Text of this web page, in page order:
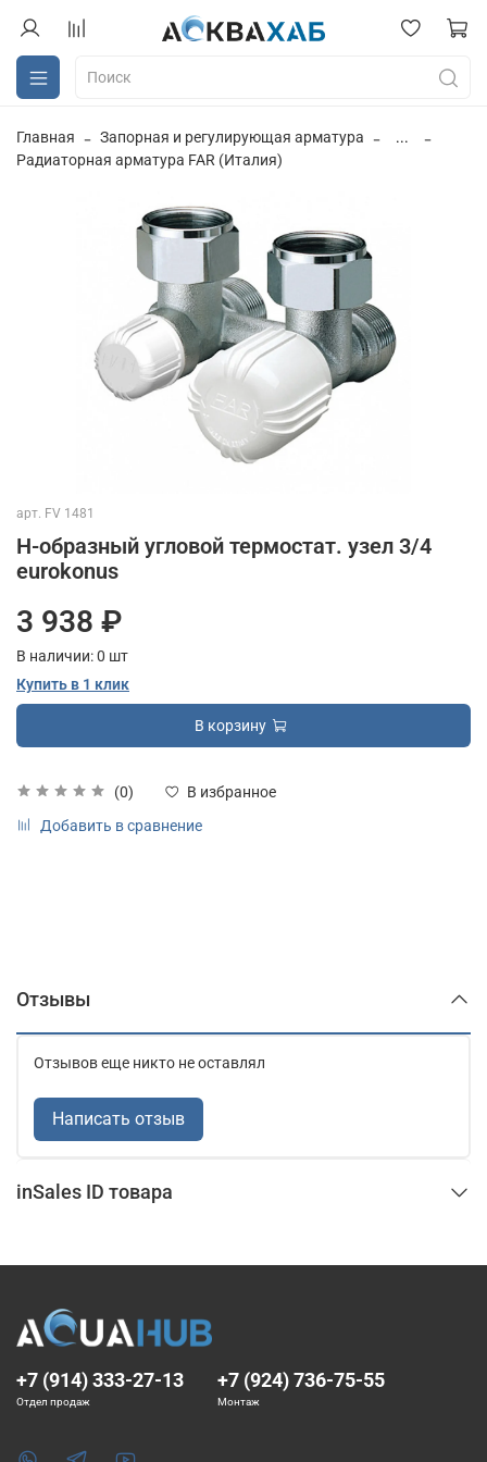
Главная Запорная и регулирующая арматура
...
Радиаторная арматура FAR (Италия)
арт. FV 1481
Н-образный угловой термостат. узел 3/4
eurokonus
(0)
В избранное
Добавить в сравнение
3 938 ₽
В наличии:0 шт
Купить в 1 клик
В корзину
Отзывы
Отзывов еще никто не оставлял
Написать отзыв
inSales ID товара
+7 (914) 333-27-13
Отдел продаж
+7 (924) 736-75-55
Монтаж